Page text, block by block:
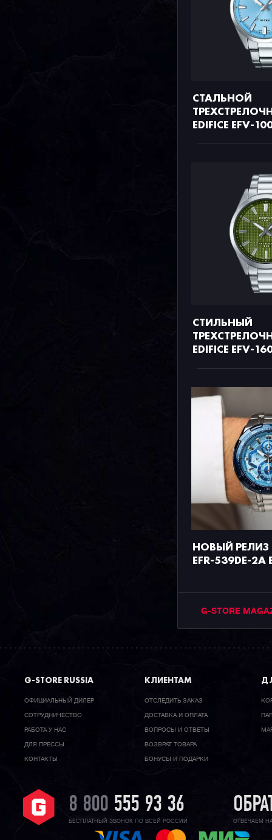
СТАЛЬНОЙ
EDIFICE EFV-
СТИЛЬНЫЙ
EDIFICE EFV-
НОВЫЙ РЕЛИЗ
EFR-539DE-
G-STORE
G-STORE RUSSIA
ОФИЦИАЛЬНЫЙ ДИЛЕР
CОТРУДНИЧЕСТВО
РАБОТА У НАС
ДЛЯ ПРЕССЫ
КОНТАКТЫ
КЛИЕНТАМ
ОТСЛЕДИТЬ ЗАКАЗ
ДОСТАВКА И ОПЛАТА
ВОПРОСЫ И ОТВЕТЫ
ВОЗВРАТ ТОВАРА
БОНУСЫ И ПОДАРКИ
8 800 555 93 36
БЕСПЛАТНЫЙ ЗВОНОК ПО ВСЕЙ РОССИИ ОТВЕЧАЕМ